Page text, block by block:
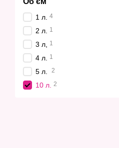
1 л. 4
2 л. 1
3 л, 1
4 л. 1
5 л. 2
10 л. 2